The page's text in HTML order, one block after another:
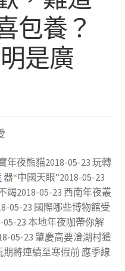
包養？
是廣
年夜熊貓2018-05-23 玩轉
器“中國天眼”2018-05-23
竭2018-05-23 西南年夜叢
05-23 國際哪些博物館受
23 本地年夜咖帶你解
05-23 肇慶高要澄湖村獲
期將連續至寒假前 應季線